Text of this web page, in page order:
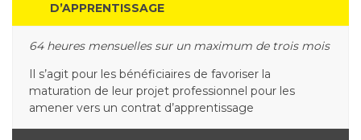
D’APPRENTISSAGE
64 heures mensuelles sur un maximum de trois mois
Il s’agit pour les bénéficiaires de favoriser la
maturation de leur projet professionnel pour les
amener vers un contrat d’apprentissage